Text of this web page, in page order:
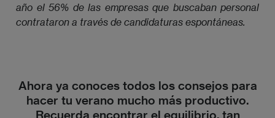
año el 56% de las empresas que buscaban personal
contrataron a través de candidaturas espontáneas.
Ahora ya conoces todos los consejos para
hacer tu verano mucho más productivo.
Recuerda encontrar el equilibrio, tan